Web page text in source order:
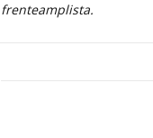
frenteamplista.